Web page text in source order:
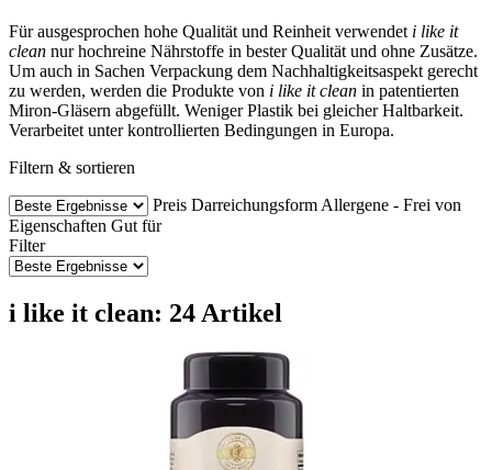
Für ausgesprochen hohe Qualität und Reinheit verwendet i like it
clean nur hochreine Nährstoffe in bester Qualität und ohne Zusätze.
Um auch in Sachen Verpackung dem Nachhaltigkeitsaspekt gerecht
zu werden, werden die Produkte von i like it clean in patentierten
Miron-Gläsern abgefüllt. Weniger Plastik bei gleicher Haltbarkeit.
Verarbeitet unter kontrollierten Bedingungen in Europa.
Filtern & sortieren
Preis Darreichungsform Allergene - Frei von
Eigenschaften Gut für
Filter
i like it clean: 24 Artikel